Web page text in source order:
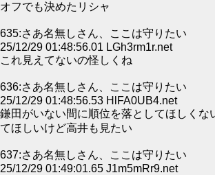
オフでも決めたリシャ
635:さあ名無しさん、ここは守りたい
25/12/29 01:48:56.01 LGh3rm1r.net
これ見えてないの怪しくね
636:さあ名無しさん、ここは守りたい
25/12/29 01:48:56.53 HlFA0UB4.net
鎌田がいない間に順位を落としてほしくな
てほしいけど高井も見たい
637:さあ名無しさん、ここは守りたい
25/12/29 01:49:01.65 J1m5mRr9.net